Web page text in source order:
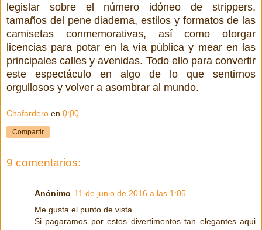
legislar sobre el número idóneo de strippers,
tamaños del pene diadema, estilos y formatos de las
camisetas conmemorativas, así como otorgar
licencias para potar en la vía pública y mear en las
principales calles y avenidas. Todo ello para convertir
este espectáculo en algo de lo que sentirnos
orgullosos y volver a asombrar al mundo.
Chafardero en 0:00
Compartir
9 comentarios:
Anónimo 11 de junio de 2016 a las 1:05
Me gusta el punto de vista.
Si pagaramos por estos divertimentos tan elegantes aqui